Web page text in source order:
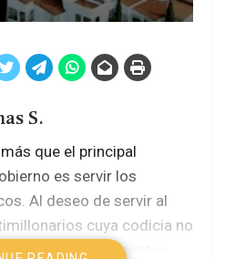
S.
que el principal
es servir los
Al deseo de servir al
cuya codicia no
de que las ingentes